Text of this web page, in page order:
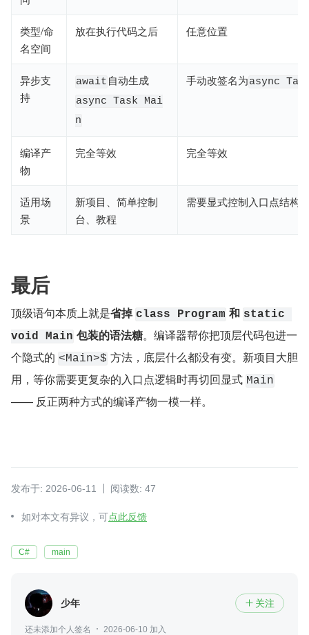
类型/命
名空间
放在执行代码之后 任意位置
异步支
持
await ​自动生成
async Task Mai
n
手动改签名为async
编译产
物
完全等效 完全等效
适用场
景
新项目、简单控制
台、教程
需要显式控制入口点结构
最后
顶级语句本质上就是省掉 class Program 和 static
void Main 包装的语法糖。编译器帮你把顶层代码包进一
个隐式的 <Main>$ ​ 方法，底层什么都没有变。新项目大胆
用，等你需要更复杂的入口点逻辑时再切回显式 Main
—— 反正两种方式的编译产物一模一样。
发布于: 2026-06-11 阅读数: 47
如对本文有异议，可点此反馈
C# main
少年  关注
还未添加个人签名
2026-06-10 加入